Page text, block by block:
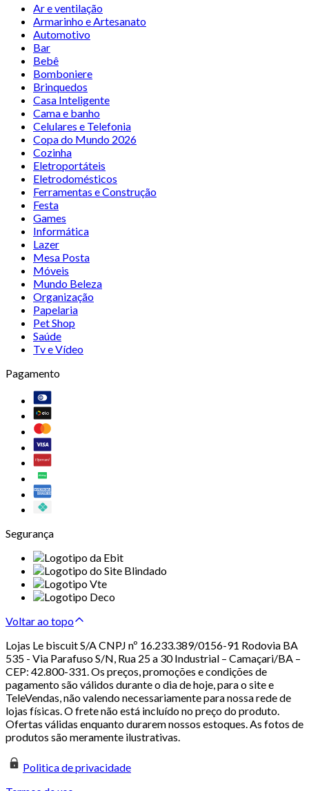
Ar e ventilação
Armarinho e Artesanato
Automotivo
Bar
Bebê
Bomboniere
Brinquedos
Casa Inteligente
Cama e banho
Celulares e Telefonia
Copa do Mundo 2026
Cozinha
Eletroportáteis
Eletrodomésticos
Ferramentas e Construção
Festa
Games
Informática
Lazer
Mesa Posta
Móveis
Mundo Beleza
Organização
Papelaria
Pet Shop
Saúde
Tv e Vídeo
Pagamento
Segurança
Voltar ao topo
Lojas Le biscuit S/A CNPJ nº 16.233.389/0156-91 Rodovia BA
535 - Via Parafuso S/N, Rua 25 a 30 Industrial – Camaçari/BA –
CEP: 42.800-331. Os preços, promoções e condições de
pagamento são válidos durante o dia de hoje, para o site e
TeleVendas, não valendo necessariamente para nossa rede de
lojas físicas. O frete não está incluído no preço do produto.
Ofertas válidas enquanto durarem nossos estoques. As fotos de
produtos são meramente ilustrativas.
Politica de privacidade